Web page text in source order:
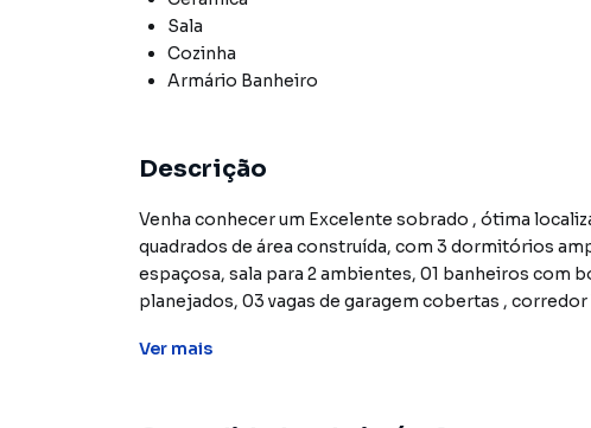
Sala
Cozinha
Armário Banheiro
Descrição
Venha conhecer um Excelente sobrado , ótima
quadrados de área construída, com 3 dormitórios
espaçosa, sala para 2 ambientes, 01 banheiros com
planejados, 03 vagas de garagem cobertas ,
Ver mais